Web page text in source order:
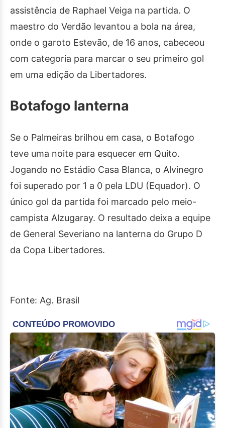
assistência de Raphael Veiga na partida. O
maestro do Verdão levantou a bola na área,
onde o garoto Estevão, de 16 anos, cabeceou
com categoria para marcar o seu primeiro gol
em uma edição da Libertadores.
Botafogo lanterna
Se o Palmeiras brilhou em casa, o Botafogo
teve uma noite para esquecer em Quito.
Jogando no Estádio Casa Blanca, o Alvinegro
foi superado por 1 a 0 pela LDU (Equador). O
único gol da partida foi marcado pelo meio-
campista Alzugaray. O resultado deixa a equipe
de General Severiano na lanterna do Grupo D
da Copa Libertadores.
Fonte: Ag. Brasil